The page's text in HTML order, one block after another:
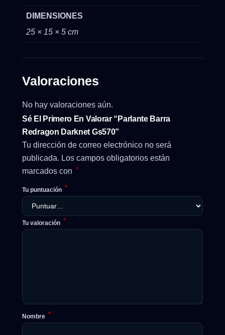
DIMENSIONES
25 × 15 × 5 cm
Valoraciones
No hay valoraciones aún.
Sé El Primero En Valorar “Parlante Barra
Redragon Darknet Gs570”
Tu dirección de correo electrónico no será
publicada. Los campos obligatorios están
marcados con *
Tu puntuación *
Tu valoración *
Nombre *